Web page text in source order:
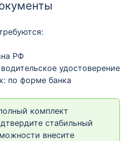
РФ
удостоверение
по форме банка
комплект
стабильный
внесите